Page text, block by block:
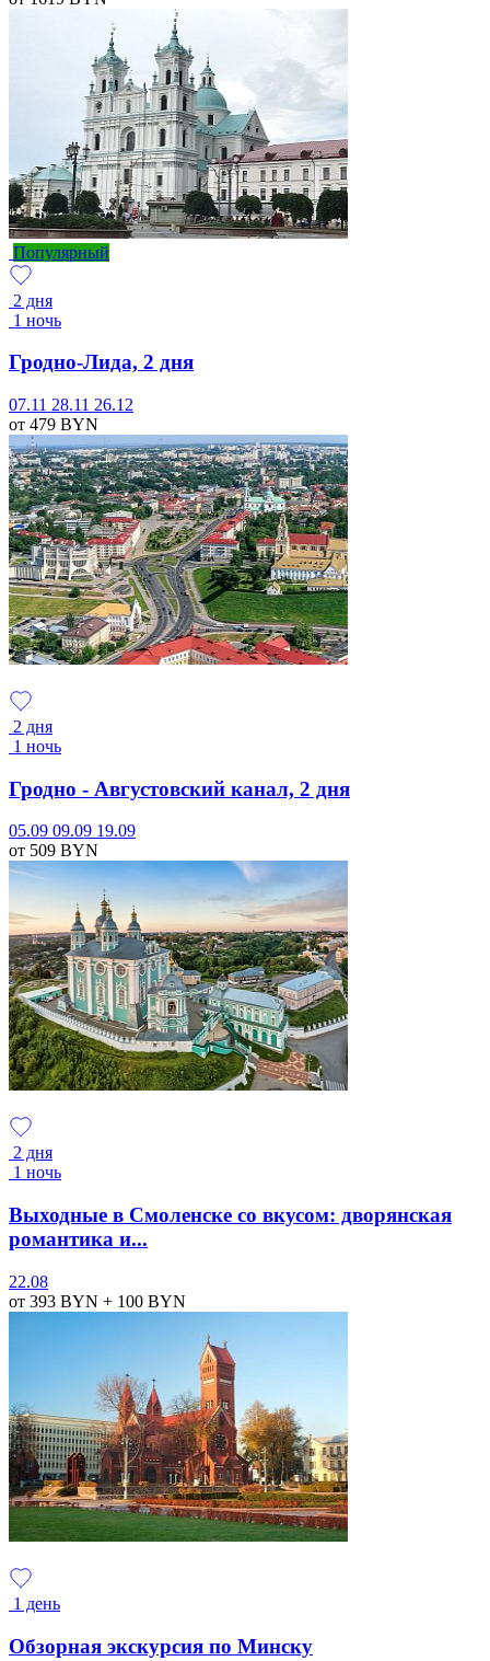
Популярный
2 дня
1 ночь
Гродно-Лида, 2 дня
07.11 28.11 26.12
от 479 BYN
2 дня
1 ночь
Гродно - Августовский канал, 2 дня
05.09 09.09 19.09
от 509 BYN
2 дня
1 ночь
Выходные в Смоленске со вкусом: дворянская
романтика и...
22.08
от 393 BYN + 100 BYN
1 день
Обзорная экскурсия по Минску